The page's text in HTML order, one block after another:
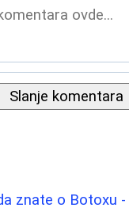
Slanje komentara
znate o Botoxu